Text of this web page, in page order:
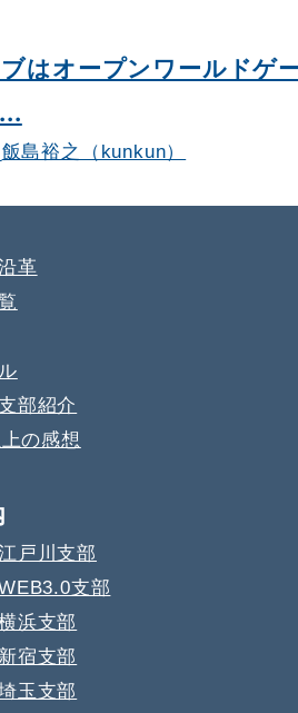
はオープンワールドゲ
飯島裕之（kunkun）
革
部紹介
の感想
戸川支部
支部
浜支部
宿支部
玉支部